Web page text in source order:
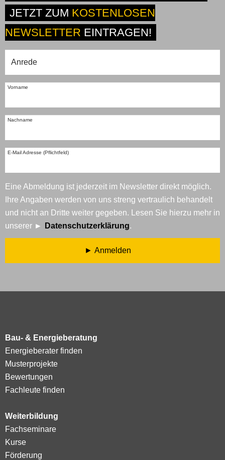
JETZT ZUM KOSTENLOSEN
NEWSLETTER EINTRAGEN!
Vorname
Nachname
E-Mail Adresse (Pflichtfeld)
Eine Abmeldung ist jederzeit im Newsletter direkt möglich.
Ihre Angaben werden von uns streng vertraulich behandelt
und nicht an Dritte weiter gegeben. Lesen Sie hierzu mehr in
unserer
Datenschutzerklärung.
Anmelden
Bau- & Energieberatung
Energieberater finden
Musterprojekte
Bewertungen
Fachleute finden
Weiterbildung
Fachseminare
Kurse
Förderung